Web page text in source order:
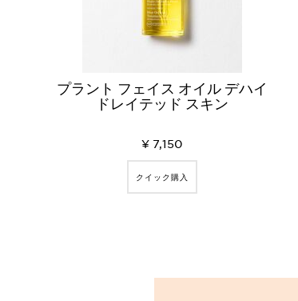
プラント フェイス オイル デハイ
ドレイテッド スキン
¥ 7,150
クイック購入